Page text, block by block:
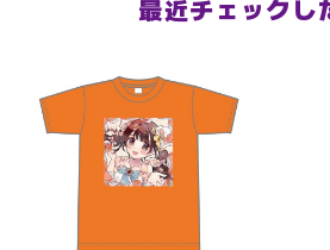
最近チェックし